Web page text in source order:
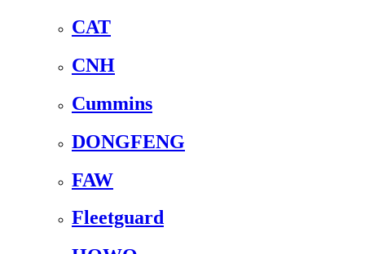
CAT
CNH
Cummins
DONGFENG
FAW
Fleetguard